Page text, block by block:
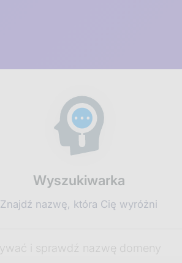
Wyszukiwarka
Znajdź nazwę, która Cię wyróżni